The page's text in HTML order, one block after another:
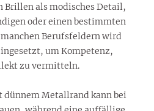
Brillen als modisches Detail,
oder einen bestimmten
Berufsfeldern wird
um Kompetenz,
zu vermitteln.
Metallrand kann bei